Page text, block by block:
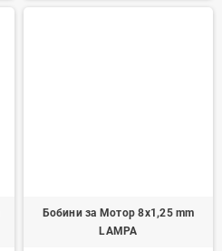
Бобини за Мотор 8x1,25 mm
LAMPA